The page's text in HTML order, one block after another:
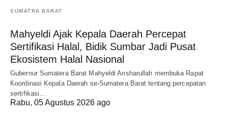
SUMATRA BARAT
Mahyeldi Ajak Kepala Daerah Percepat
Sertifikasi Halal, Bidik Sumbar Jadi Pusat
Ekosistem Halal Nasional
Gubernur Sumatera Barat Mahyeldi Ansharullah membuka Rapat
Koordinasi Kepala Daerah se-Sumatera Barat tentang percepatan
sertifikasi…
Rabu, 05 Agustus 2026 ago